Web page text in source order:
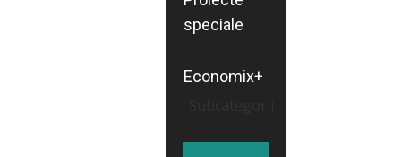
speciale
Economix+